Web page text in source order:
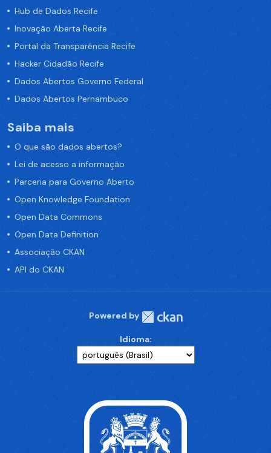
Hub de Dados Recife
Inovação Aberta Recife
Portal da Transparência Recife
Hacker Cidadão Recife
Dados Abertos Governo Federal
Dados Abertos Pernambuco
Saiba mais
O que são dados abertos?
Lei de acesso a informação
Parceria para Governo Aberto
Open Knowledge Foundation
Open Data Commons
Open Data Definition
Associação CKAN
API do CKAN
Powered by
Idioma